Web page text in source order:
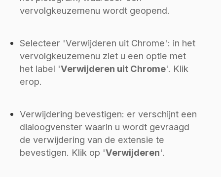
vervolgkeuzemenu wordt geopend.
Selecteer 'Verwijderen uit Chrome': in het
vervolgkeuzemenu ziet u een optie met
het label 'Verwijderen uit Chrome'. Klik
erop.
Verwijdering bevestigen: er verschijnt een
dialoogvenster waarin u wordt gevraagd
de verwijdering van de extensie te
bevestigen. Klik op 'Verwijderen'.